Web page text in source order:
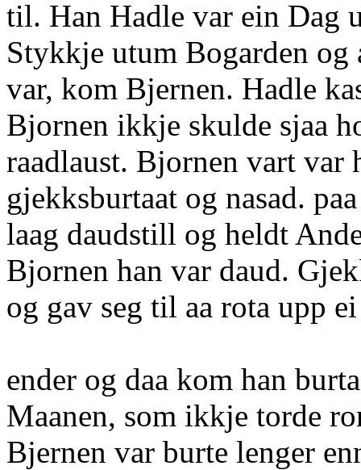
til. Han Hadle var ein Dag
Stykkje utum Bogarden og
var, kom Bjernen. Hadle
Bjornen ikkje skulde sjaa
raadlaust. Bjornen vart var
gjekksburtaat og nasad.
laag daudstill og heldt
Bjornen han var daud.
og gav seg til aa rota upp
ender og daa kom han
Maanen, som ikkje torde
Bjernen var burte lenger